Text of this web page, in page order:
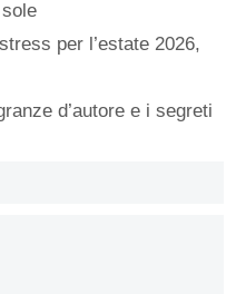
per l’estate 2026,
d’autore e i segreti